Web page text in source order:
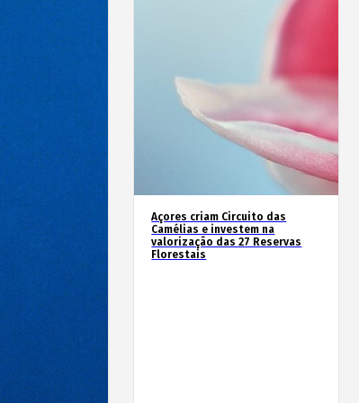
Açores criam Circuito das
Camélias e investem na
valorização das 27 Reservas
Florestais